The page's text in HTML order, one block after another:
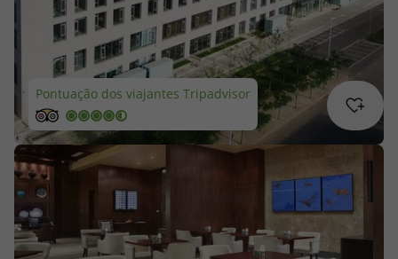
Cheque Viagem
Rede de Lojas
Blog TopViagens
Área de Cliente
Pontuação dos viajantes Tripadvisor